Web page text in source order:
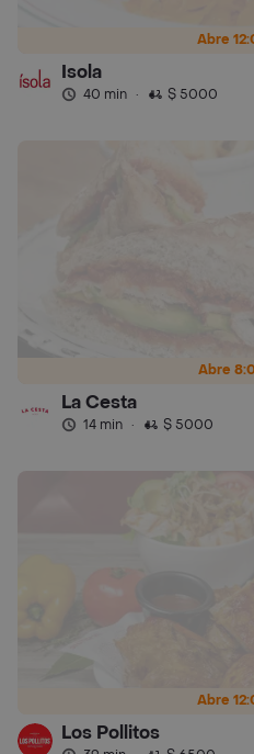
Abre
Isola
40 min · $ 5000
Abre
La Cesta
14 min · $ 5000
Abre
Los Pollitos